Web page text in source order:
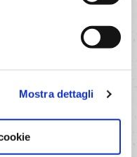
Mostra dettagli
minuti di cottura.